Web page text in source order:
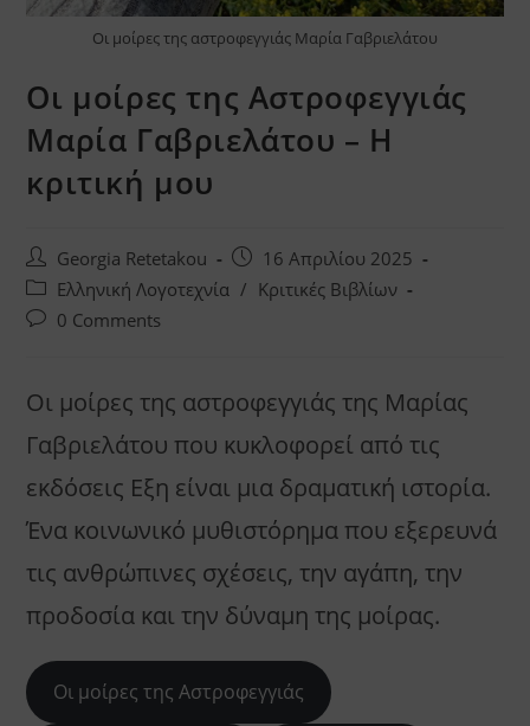
Οι μοίρες της αστροφεγγιάς Μαρία Γαβριελάτου
Οι μοίρες της Αστροφεγγιάς
Μαρία Γαβριελάτου – Η
κριτική μου
Post
author:
Georgia Retetakou
Post
published:
16 Απριλίου 2025
Post
category:
Ελληνική Λογοτεχνία / Κριτικές Βιβλίων
Post0 Comments
Οι μοίρες της αστροφεγγιάς της Μαρίας
Γαβριελάτου που κυκλοφορεί από τις
εκδόσεις Εξη είναι μια δραματική ιστορία.
Ένα κοινωνικό μυθιστόρημα που εξερευνά
τις ανθρώπινες σχέσεις, την αγάπη, την
προδοσία και την δύναμη της μοίρας.
Οι μοίρες της Αστροφεγγιάς